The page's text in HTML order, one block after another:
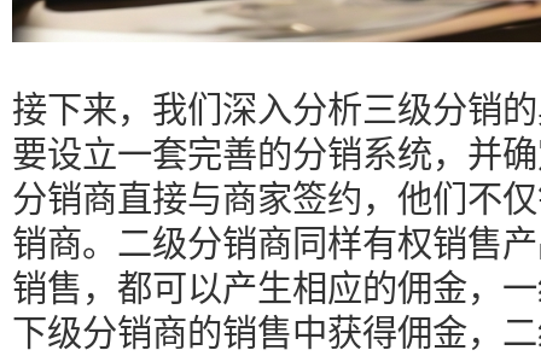
接下来，我们深入分析三级分销
要设立一套完善的分销系统，并
分销商直接与商家签约，他们不
销商。二级分销商同样有权销售
销售，都可以产生相应的佣金，
下级分销商的销售中获得佣金，